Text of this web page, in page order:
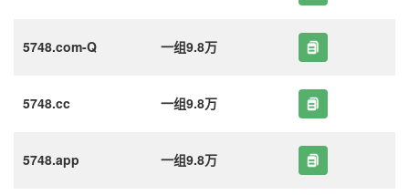
5748.com-Q 一组9.8万
5748.cc 一组9.8万
5748.app 一组9.8万